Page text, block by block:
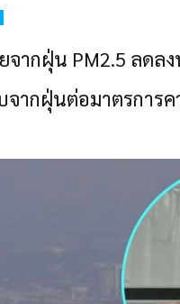
จากฝุ่น PM2.5 ลดล
ากฝุ่นต่อมาตรการ